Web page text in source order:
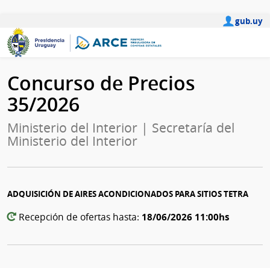
gub.uy
Concurso de Precios
35/2026
Ministerio del Interior | Secretaría del
Ministerio del Interior
ADQUISICIÓN DE AIRES ACONDICIONADOS PARA SITIOS TETRA
Recepción de ofertas hasta: 18/06/2026 11:00hs